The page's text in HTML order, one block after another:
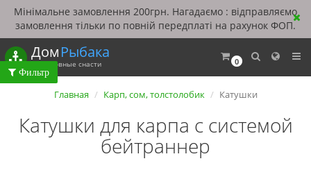
Мінімальне замовлення 200грн. Нагадаємо : відправляємо
замовлення тільки по повній передплаті на рахунок ФОП.
0
ДомРыбака
Рыболовные снасти
Главная Карп, сом, толстолобик Катушки
Катушки для карпа с системой
бейтраннер